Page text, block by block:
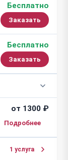
Бесплатно
Заказать
Бесплатно
Заказать
от 1300 ₽
1 услуга